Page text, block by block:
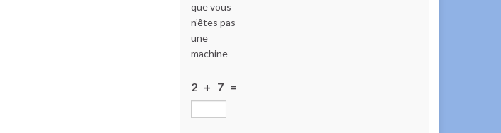
que vous
n’êtes pas
une
machine
2 + 7 =